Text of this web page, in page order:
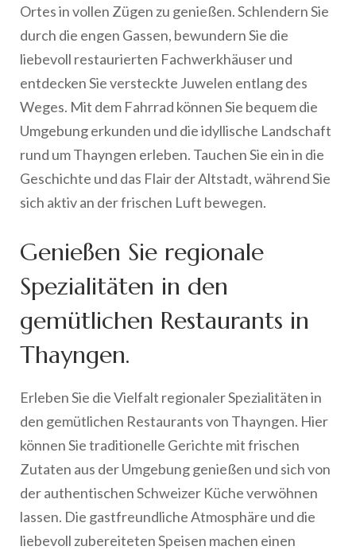
Ortes in vollen Zügen zu genießen. Schlendern Sie
durch die engen Gassen, bewundern Sie die
liebevoll restaurierten Fachwerkhäuser und
entdecken Sie versteckte Juwelen entlang des
Weges. Mit dem Fahrrad können Sie bequem die
Umgebung erkunden und die idyllische Landschaft
rund um Thayngen erleben. Tauchen Sie ein in die
Geschichte und das Flair der Altstadt, während Sie
sich aktiv an der frischen Luft bewegen.
Genießen Sie regionale
Spezialitäten in den
gemütlichen Restaurants in
Thayngen.
Erleben Sie die Vielfalt regionaler Spezialitäten in
den gemütlichen Restaurants von Thayngen. Hier
können Sie traditionelle Gerichte mit frischen
Zutaten aus der Umgebung genießen und sich von
der authentischen Schweizer Küche verwöhnen
lassen. Die gastfreundliche Atmosphäre und die
liebevoll zubereiteten Speisen machen einen